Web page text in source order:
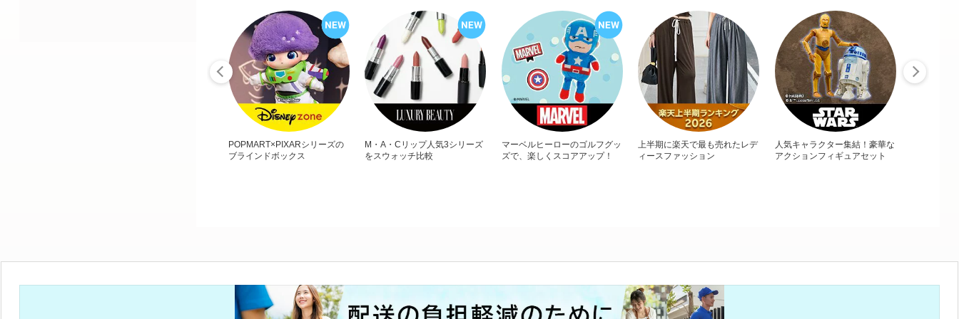
POPMART×PIXARシリーズの
ブラインドボックス
M・A・Cリップ人気3シリーズ
をスウォッチ比較
マーベルヒーローのゴルフグッ
ズで、楽しくスコアアップ！
上半期に楽天で最も売れたレデ
ィースファッション
人気キャラクター集結！豪華な
アクションフィギュアセット